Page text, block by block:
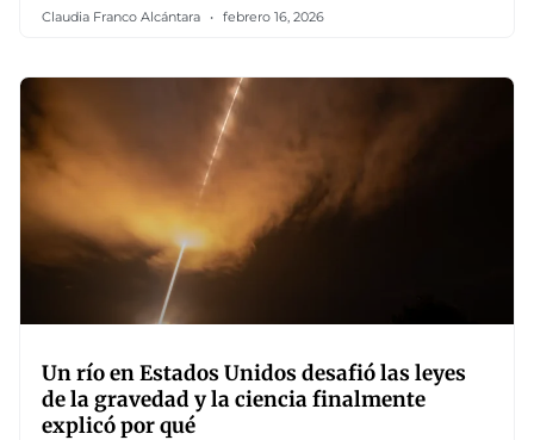
Claudia Franco Alcántara febrero 16, 2026
Un río en Estados Unidos desafió las leyes
de la gravedad y la ciencia finalmente
explicó por qué